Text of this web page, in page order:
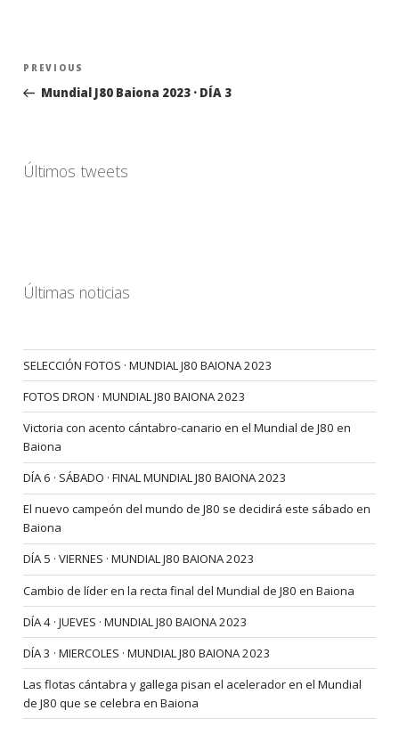
Navegación
entradas
Previous
Post
PREVIOUS
Mundial J80 Baiona 2023 · DÍA 3
Últimos tweets
Últimas noticias
SELECCIÓN FOTOS · MUNDIAL J80 BAIONA 2023
FOTOS DRON · MUNDIAL J80 BAIONA 2023
Victoria con acento cántabro-canario en el Mundial de J80 en
Baiona
DÍA 6 · SÁBADO · FINAL MUNDIAL J80 BAIONA 2023
El nuevo campeón del mundo de J80 se decidirá este sábado en
Baiona
DÍA 5 · VIERNES · MUNDIAL J80 BAIONA 2023
Cambio de líder en la recta final del Mundial de J80 en Baiona
DÍA 4 · JUEVES · MUNDIAL J80 BAIONA 2023
DÍA 3 · MIERCOLES · MUNDIAL J80 BAIONA 2023
Las flotas cántabra y gallega pisan el acelerador en el Mundial
de J80 que se celebra en Baiona